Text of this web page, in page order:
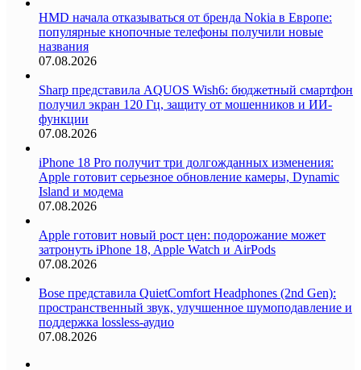
HMD начала отказываться от бренда Nokia в Европе:
популярные кнопочные телефоны получили новые
названия
07.08.2026
Sharp представила AQUOS Wish6: бюджетный смартфон
получил экран 120 Гц, защиту от мошенников и ИИ-
функции
07.08.2026
iPhone 18 Pro получит три долгожданных изменения:
Apple готовит серьезное обновление камеры, Dynamic
Island и модема
07.08.2026
Apple готовит новый рост цен: подорожание может
затронуть iPhone 18, Apple Watch и AirPods
07.08.2026
Bose представила QuietComfort Headphones (2nd Gen):
пространственный звук, улучшенное шумоподавление и
поддержка lossless-аудио
07.08.2026